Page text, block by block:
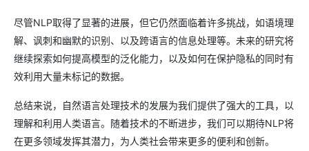
尽管NLP取得了显著的进展，但它仍然面临着许多挑战，如语境理
解、讽刺和幽默的识别、以及跨语言的信息处理等。未来的研究将
继续探索如何提高模型的泛化能力，以及如何在保护隐私的同时有
效利用大量未标记的数据。
总结来说，自然语言处理技术的发展为我们提供了强大的工具，以
理解和利用人类语言。随着技术的不断进步，我们可以期待NLP将
在更多领域发挥其潜力，为人类社会带来更多的便利和创新。